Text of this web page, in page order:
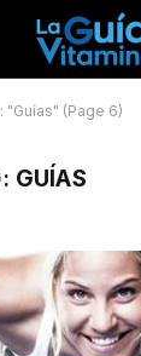
"Guías" (Page 6)
GUÍAS